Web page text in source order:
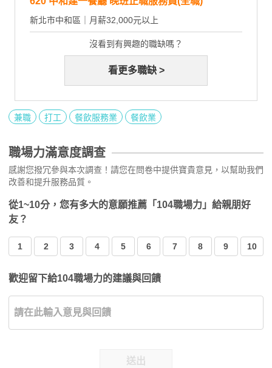
新北市中和區｜月薪32,000元以上
沒看到有興趣的職缺嗎？
看更多職缺 >
兼職 打工 餐飲服務業 餐飲業
職場力滿意度調查
感謝您撥冗參與本次調查！請您在問卷中提供寶貴意見，以幫助我們
改善和提升服務品質。
從1~10分，您有多大的意願推薦「104職場力」給親朋好
友？
1 2 3 4 5 6 7 8 9 10
歡迎留下給104職場力的建議與回饋
送出